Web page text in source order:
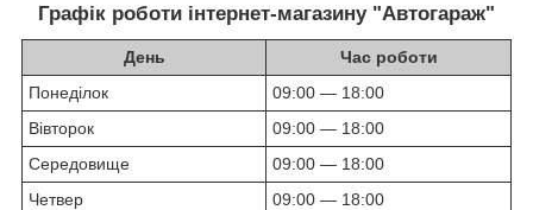
Графік роботи інтернет-магазину "Автогараж"
День
Час роботи
Понеділок
09:00 — 18:00
Вівторок
09:00 — 18:00
Середовище
09:00 — 18:00
Четвер
09:00 — 18:00